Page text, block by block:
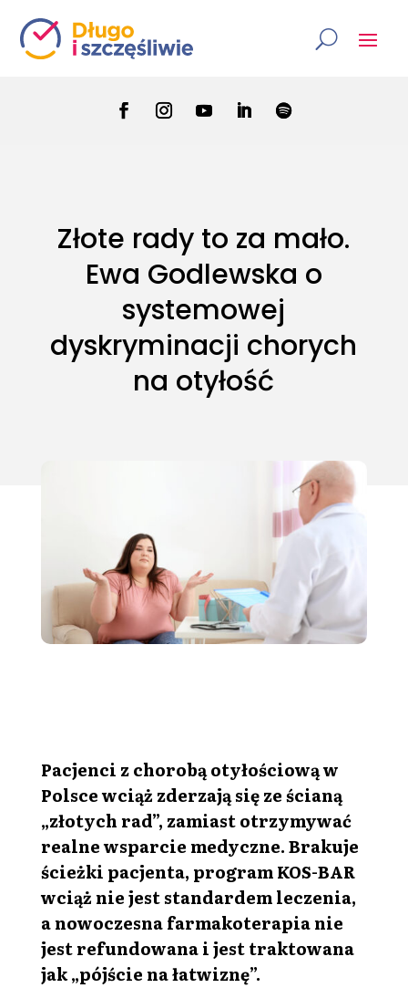
Złote rady to za mało.
Ewa Godlewska o
systemowej
dyskryminacji chorych
na otyłość
Pacjenci z chorobą otyłościową w
Polsce wciąż zderzają się ze ścianą
„złotych rad”, zamiast otrzymywać
realne wsparcie medyczne. Brakuje
ścieżki pacjenta, program KOS-BAR
wciąż nie jest standardem leczenia,
a nowoczesna farmakoterapia nie
jest refundowana i jest traktowana
jak „pójście na łatwiznę”.